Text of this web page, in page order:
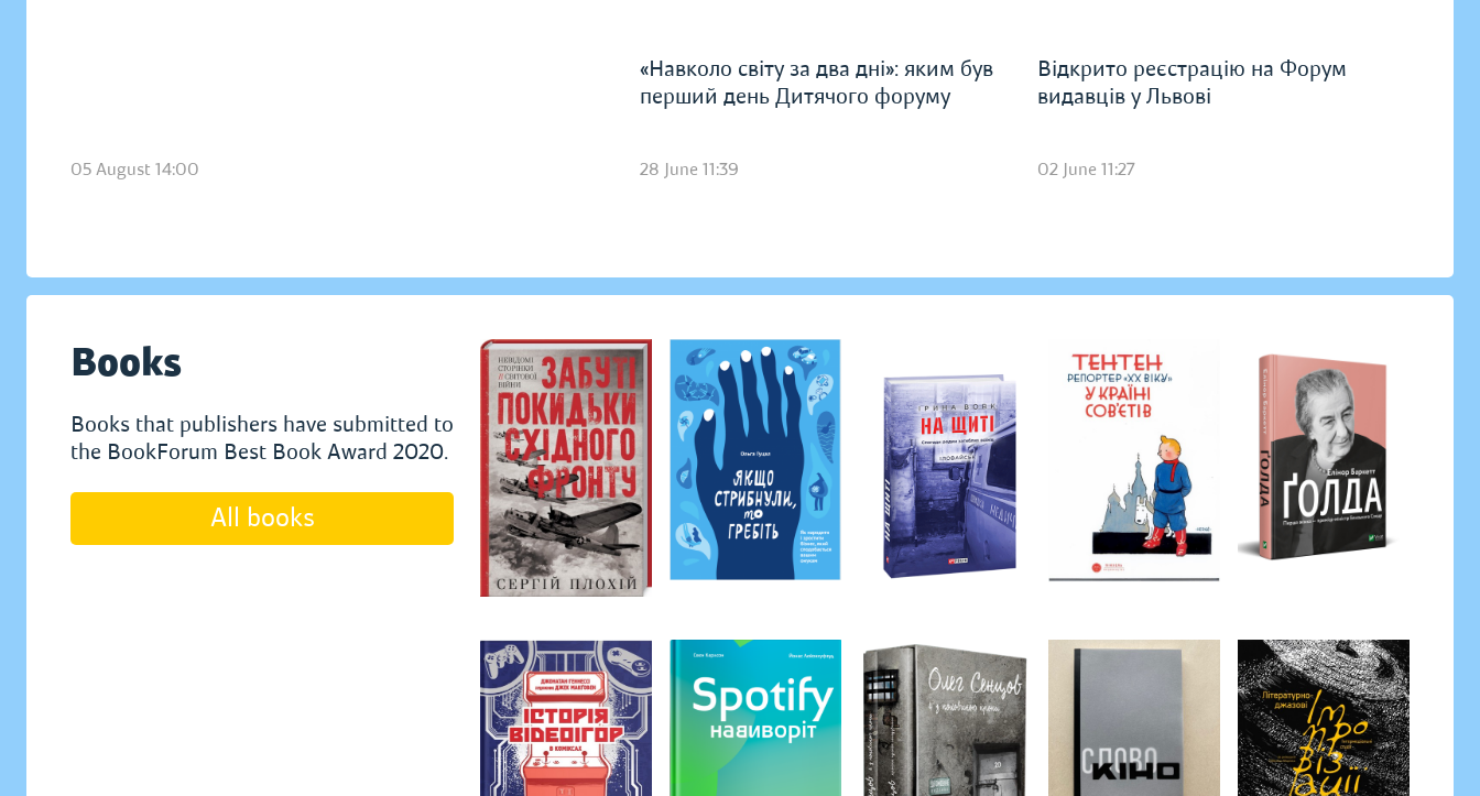
05 August 14:00
«Навколо світу за два дні»: яким був
перший день Дитячого форуму
28 June 11:39
Відкрито реєстрацію на Форум
видавців у Львові
02 June 11:27
Books
Books that publishers have submitted to
the BookForum Best Book Award 2020.
All books